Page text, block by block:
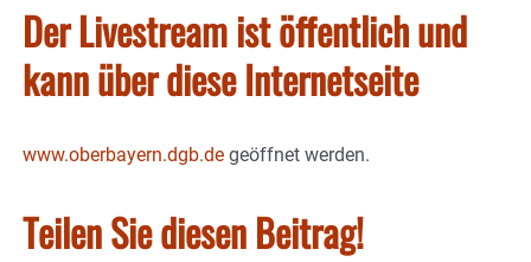
Der Livestream ist öffentlich und
kann über diese Internetseite
www.oberbayern.dgb.de geöffnet werden.
Teilen Sie diesen Beitrag!